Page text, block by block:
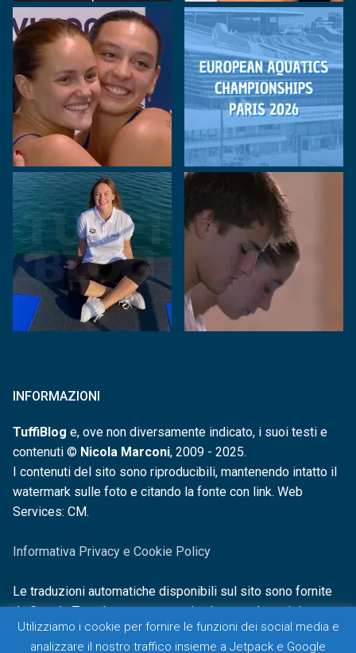
INFORMAZIONI
TuffiBlog e, ove non diversamente indicato, i suoi testi e
contenuti © Nicola Marconi, 2009 - 2025.
I contenuti del sito sono riproducibili, mantenendo intatto il
watermark sulle foto e citando la fonte con link. Web
Services: CM.
Informativa Privacy e Cookie Policy
Le traduzioni automatiche disponibili sul sito sono fornite
da Google Translate e non sono in alcun modo revisionate o
controllate.
Utilizziamo i cookie per fornire le funzioni dei social media e
analizzare il nostro traffico insieme a Jetpack e Google